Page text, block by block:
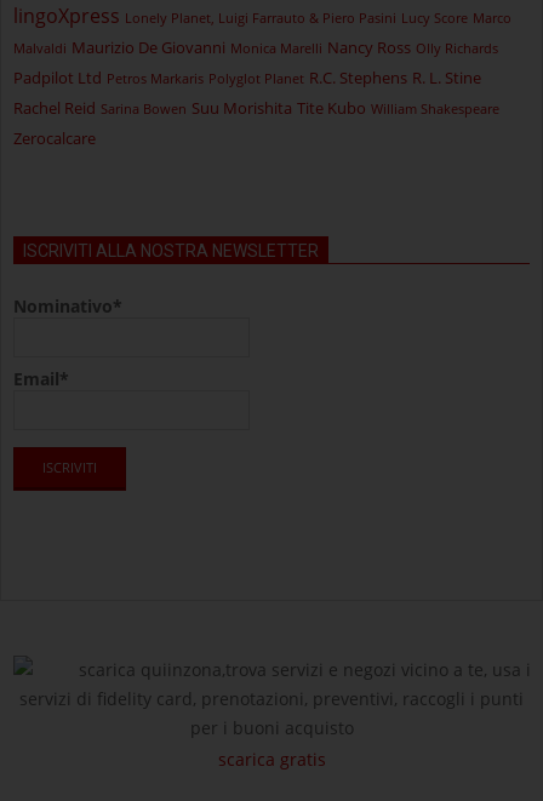
lingoXpress Lonely Planet, Luigi Farrauto & Piero Pasini Lucy Score Marco
Malvaldi Maurizio De Giovanni Monica Marelli Nancy Ross Olly Richards
Padpilot Ltd Petros Markaris Polyglot Planet R.C. Stephens R. L. Stine
Rachel Reid Sarina Bowen Suu Morishita Tite Kubo William Shakespeare
Zerocalcare
ISCRIVITI ALLA NOSTRA NEWSLETTER
Nominativo*
Email*
scarica quiinzona,trova servizi e negozi vicino a te, usa i
servizi di fidelity card, prenotazioni, preventivi, raccogli i punti
per i buoni acquisto
scarica gratis